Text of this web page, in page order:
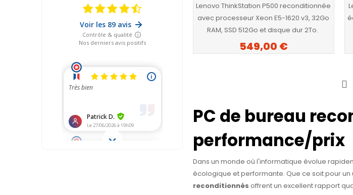
Lenovo ThinkStation P500 reconditionnée
avec processeur Xeon E5-1620 v3, 32Go
RAM, SSD 512Go et disque dur 2To.
549,00 €
PC de bureau
performance/prix
Dans un monde où l'informatique évolue
écologique et performante. Que ce soit pour
reconditionnés offrent un excellent rapport